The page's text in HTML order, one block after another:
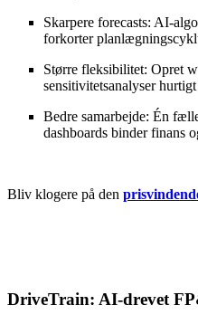
Skarpere forecasts: AI-
forkorter
Større fleksibilitet: Opret
sensitivitetsanalyser
Bedre samarbejde: Én
dashboards binder finans
Bliv klogere på den
DriveTrain: AI-drevet